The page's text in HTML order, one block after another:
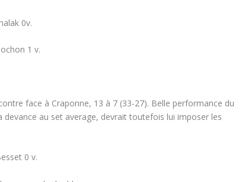
0v.
1 v.
face à Craponne, 13 à 7 (33-27). Belle performance du
au set average, devrait toutefois lui imposer les
0 v.